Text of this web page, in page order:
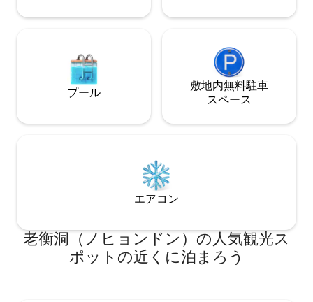
ジ、ハンダム、ヒョプジェビーチまで20
ー＆アート体験 Stay Beで、あなただけの
物語を写真に残してみてください。詳し
くは「ゲストとの交流」をご確認くださ
い。 Stay Beでインスピレーションを得
ください。
な宿泊施設へと
お部屋を確認でき
ン/中文/ピョセン/
プール
敷地内無料駐⁠車
ス⁠ペ⁠ー⁠ス
エアコン
老衡洞（ノヒョンドン）の人気観光ス
ポットの近くに泊まろう